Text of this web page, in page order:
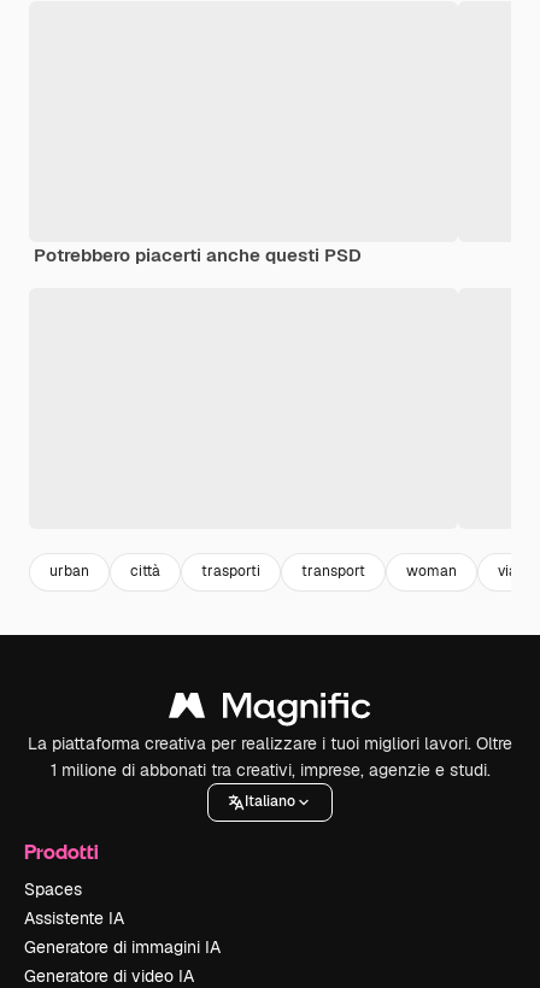
Potrebbero piacerti anche questi PSD
urban città trasporti transport woman
La piattaforma creativa per realizzare i tuoi migliori lavori. Oltre
1 milione di abbonati tra creativi, imprese, agenzie e studi.
Italiano
Prodotti
Spaces
Assistente IA
Generatore di immagini IA
Generatore di video IA